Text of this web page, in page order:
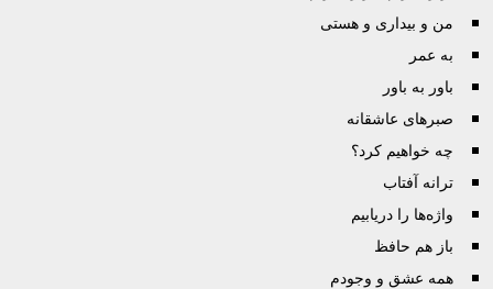
من و بیداری و هستی
به عمر
باور به باور
صبرهای عاشقانه
چه خواهیم کرد؟
ترانه آفتاب
واژه‌ها را دریابیم
باز هم حافظ
همه عشق و وجودم